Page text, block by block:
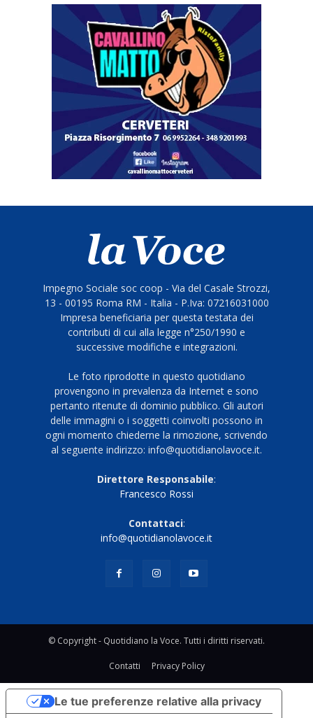
Impegno Sociale soc coop - Via del Casale Strozzi,
13 - 00195 Roma RM - Italia - P.Iva: 07216031000
Impresa beneficiaria per questa testata dei
contributi di cui alla legge n°250/1990 e
successive modifiche e integrazioni.
Le foto riprodotte in questo quotidiano
provengono in prevalenza da Internet e sono
pertanto ritenute di dominio pubblico. Gli autori
delle immagini o i soggetti coinvolti possono in
ogni momento chiederne la rimozione, scrivendo
al seguente indirizzo: info@quotidianolavoce.it.
Direttore Responsabile:
Francesco Rossi
Contattaci:
info@quotidianolavoce.it
© Copyright - Quotidiano la Voce. Tutti i diritti riservati.
Contatti Privacy Policy
Le tue preferenze relative alla privacy